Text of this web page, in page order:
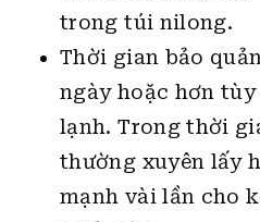
trong túi nilong.
Thời gian bảo
ngày hoặc hơn
lạnh. Trong thời
thường xuyên lấy
mạnh vài lần cho